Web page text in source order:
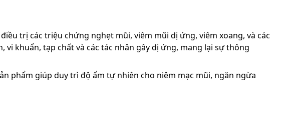
trị các triệu chứng nghẹt mũi, viêm mũi dị ứng, viêm xoang, và các
vi khuẩn, tạp chất và các tác nhân gây dị ứng, mang lại sự thông
phẩm giúp duy trì độ ẩm tự nhiên cho niêm mạc mũi, ngăn ngừa